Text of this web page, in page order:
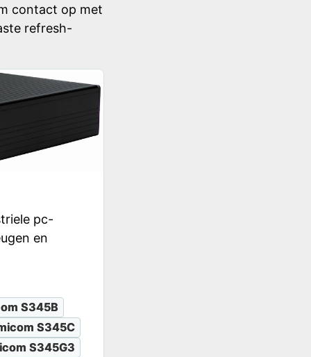
contact op met
refresh-
pc-
en
S345B
S345C
S345G3